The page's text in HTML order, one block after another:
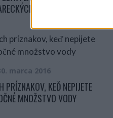
ŠKVŔN
marca 2016
PRÍZNAKOV, KEĎ NEPIJETE
MNOŽSTVO VODY